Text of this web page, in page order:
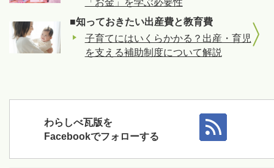
「お金」を学ぶ必要性
■知っておきたい出産費と教育費
子育てにはいくらかかる？出産・育児
を支える補助制度について解説
わらしべ瓦版を
Facebookでフォローする